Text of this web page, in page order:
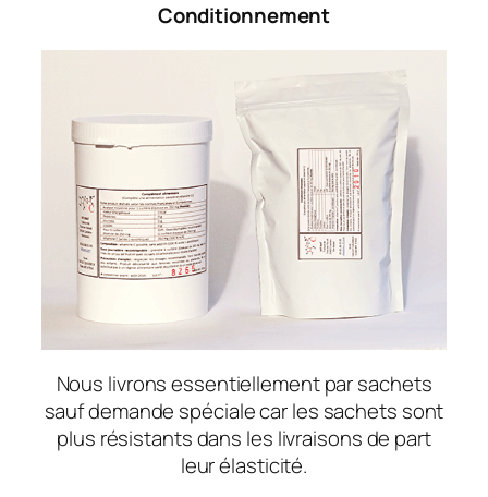
Conditionnement
Nous livrons essentiellement par sachets
sauf demande spéciale car les sachets sont
plus résistants dans les livraisons de part
leur élasticité.